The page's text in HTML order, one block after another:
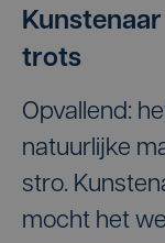
trots
Opvallend:
natuurlijke
stro.
mocht het